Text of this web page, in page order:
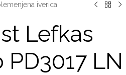
iverica
Lefkas
LN